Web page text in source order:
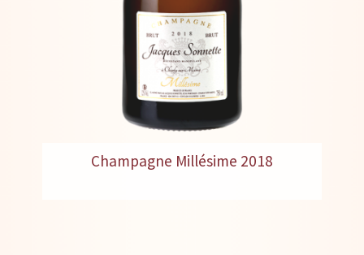
Champagne Millésime 2018